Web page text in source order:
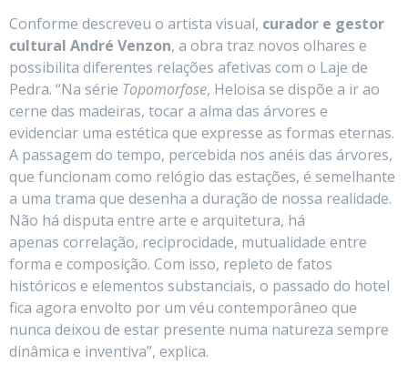
Conforme descreveu o artista visual, curador e gestor
cultural André Venzon, a obra traz novos olhares e
possibilita diferentes relações afetivas com o Laje de
Pedra. “Na série Topomorfose, Heloisa se dispõe a ir ao
cerne das madeiras, tocar a alma das árvores e
evidenciar uma estética que expresse as formas eternas.
A passagem do tempo, percebida nos anéis das árvores,
que funcionam como relógio das estações, é semelhante
a uma trama que desenha a duração de nossa realidade.
Não há disputa entre arte e arquitetura, há
apenas correlação, reciprocidade, mutualidade entre
forma e composição. Com isso, repleto de fatos
históricos e elementos substanciais, o passado do hotel
fica agora envolto por um véu contemporâneo que
nunca deixou de estar presente numa natureza sempre
dinâmica e inventiva”, explica.